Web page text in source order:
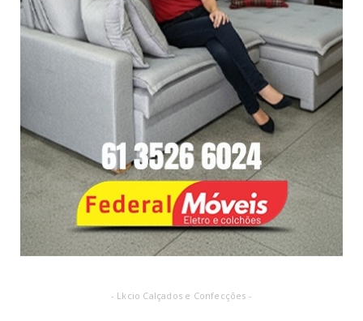
- Lkcio Calçados e Confecções -